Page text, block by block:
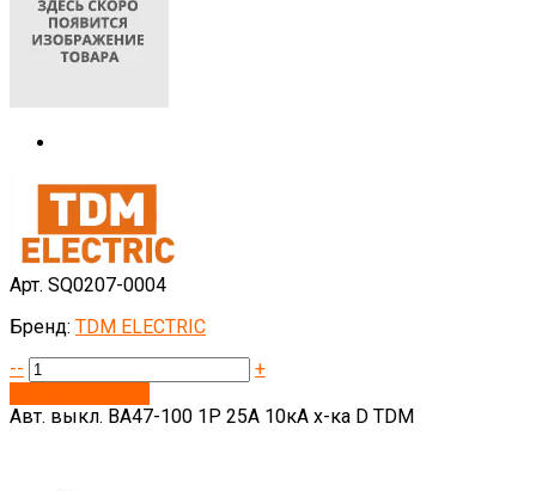
Арт. SQ0207-0004
Бренд: TDM ELECTRIC
--
+
Авт. выкл. ВА47-100 1Р 25А 10кА х-ка D TDM